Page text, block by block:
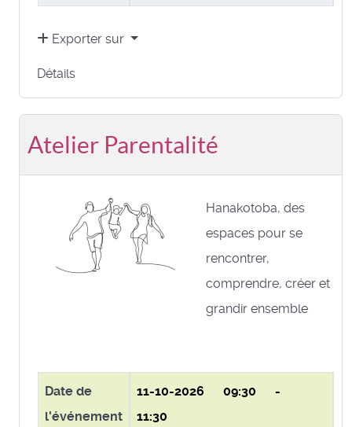
Exporter sur
Détails
Atelier Parentalité
Hanakotoba, des
espaces pour se
rencontrer,
comprendre, créer et
grandir ensemble
Date de
l'événement
11-10-2026 09:30 -
11:30